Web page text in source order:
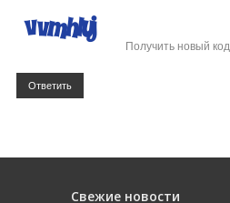
Получить новый код
Ответить
Свежие новости